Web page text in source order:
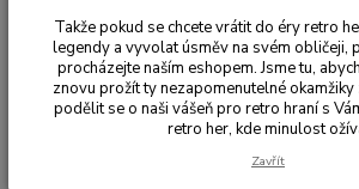
Takže pokud se chcete vrátit do éry retro
legendy a vyvolat úsměv na svém obličeji,
procházejte naším eshopem. Jsme tu,
znovu prožít ty nezapomenutelné
podělit se o naši vášeň pro retro hraní s
retro her, kde minulost
Zavřít